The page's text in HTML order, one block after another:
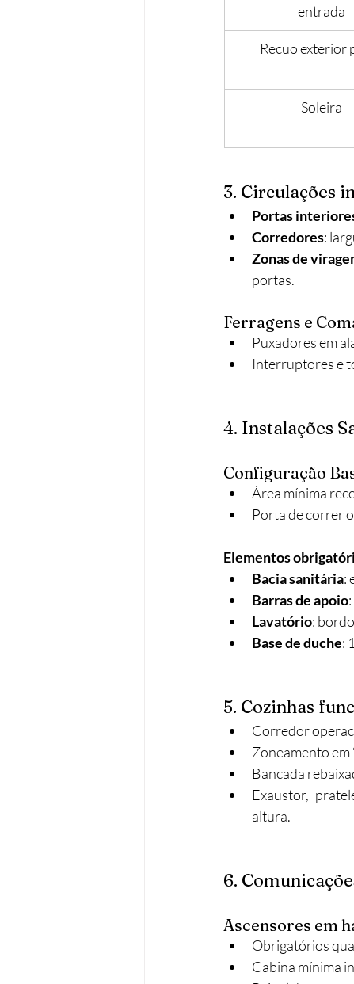
entrada
Recuo exterior
Soleira
3. Circulações
Portas
Corredores:
Zonas de
portas.
Ferragens e
Puxadores em
Interruptores e
4. Instalações
Configuração
Área mínima
Porta de correr
Elementos
Bacia sanitária:
Barras de apoio
Lavatório:
Base de duche:
5. Cozinhas
Corredor
Zoneamento em
Bancada
Exaustor,
altura.
6.
Ascensores em
Obrigatórios
Cabina mínima